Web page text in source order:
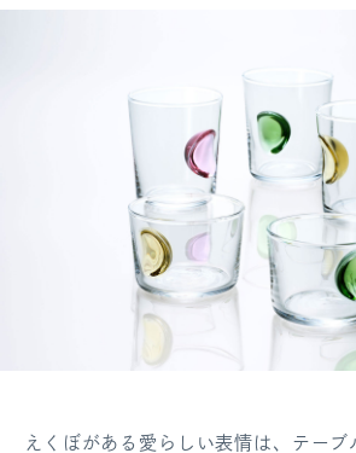
えくぼがある愛らしい表情は、テーブ